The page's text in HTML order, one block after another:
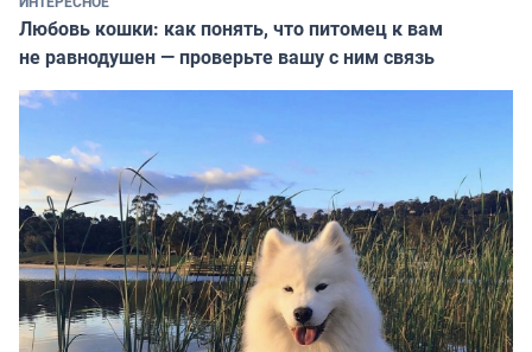
Любовь кошки: как понять, что питомец к вам
не равнодушен — проверьте вашу с ним связь